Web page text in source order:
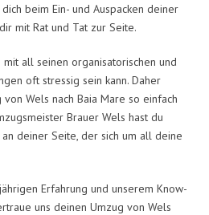
beim Ein- und Auspacken deiner
mit Rat und Tat zur Seite.
all seinen organisatorischen und
oft stressig sein kann. Daher
Wels nach Baia Mare so einfach
Brauer Wels hast du
deiner Seite, der sich um all deine
Erfahrung und unserem Know-
uns deinen Umzug von Wels